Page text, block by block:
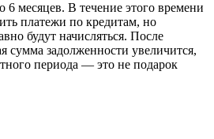
6 месяцев. В течение этого времени
платежи по кредитам, но
будут начисляться. После
сумма задолженности увеличится,
периода — это не подарок